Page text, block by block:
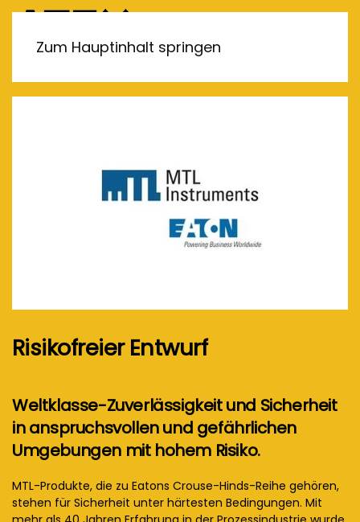
Zum Hauptinhalt springen
Risikofreier Entwurf
Weltklasse-Zuverlässigkeit und Sicherheit
in anspruchsvollen und gefährlichen
Umgebungen mit hohem Risiko.
MTL-Produkte, die zu Eatons Crouse-Hinds-Reihe gehören,
stehen für Sicherheit unter härtesten Bedingungen. Mit